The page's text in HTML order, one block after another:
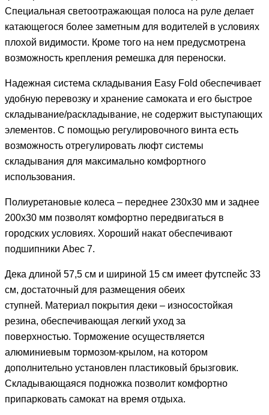
Специальная светоотражающая полоса на руле делает
катающегося более заметным для водителей в условиях
плохой видимости. Кроме того на нем предусмотрена
возможность крепления ремешка для переноски.
Надежная система складывания Easy Fold обеспечивает
удобную перевозку и хранение самоката и его быстрое
складывание/раскладывание, не содержит выступающих
элементов. С помощью регулировочного винта есть
возможность отрегулировать люфт системы
складывания для максимально комфортного
использования.
Полиуретановые колеса – переднее 230х30 мм и заднее
200х30 мм позволят комфортно передвигаться в
городских условиях. Хороший накат обеспечивают
подшипники Abec 7.
Дека длиной 57,5 см и шириной 15 см имеет футспейс 33
см, достаточный для размещения обеих
ступней. Материал покрытия деки – износостойкая
резина, обеспечивающая легкий уход за
поверхностью. Торможение осуществляется
алюминиевым тормозом-крылом, на котором
дополнительно установлен пластиковый брызговик.
Складывающаяся подножка позволит комфортно
припарковать самокат на время отдыха.